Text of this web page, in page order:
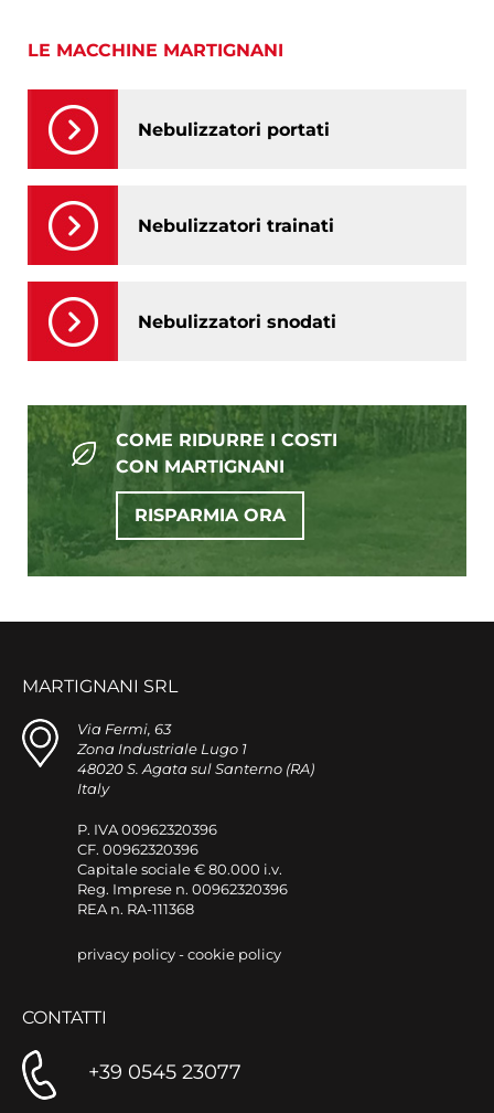
LE MACCHINE MARTIGNANI
Nebulizzatori portati
Nebulizzatori trainati
Nebulizzatori snodati
COME RIDURRE I COSTI
CON MARTIGNANI
RISPARMIA ORA
MARTIGNANI SRL
Via Fermi, 63
Zona Industriale Lugo 1
48020 S. Agata sul Santerno (RA)
Italy
P. IVA 00962320396
CF. 00962320396
Capitale sociale € 80.000 i.v.
Reg. Imprese n. 00962320396
REA n. RA-111368
privacy policy-cookie policy
CONTATTI
+39 0545 23077